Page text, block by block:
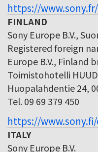
https://
FINLAND
Sony Europe B.V.,
Registered foreign
Europe B.V., Finland
Toimistohotelli
Huopalahdentie 24,
Tel. 09 69 379 450
https://
ITALY
Sony Europe B.V.